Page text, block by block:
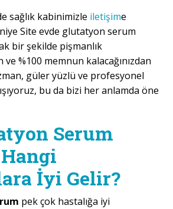
sağlık kabinimizle iletişime
Site evde glutatyon serum
bir şekilde pişmanlık
ve %100 memnun kalacağınızdan
güler yüzlü ve profesyonel
bu da bizi her anlamda öne
Serum
İyi Gelir?
pek çok hastalığa iyi